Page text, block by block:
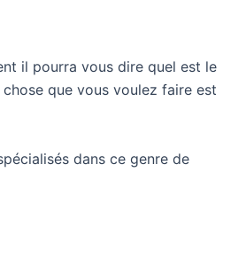
il pourra vous dire quel est le
que vous voulez faire est
dans ce genre de